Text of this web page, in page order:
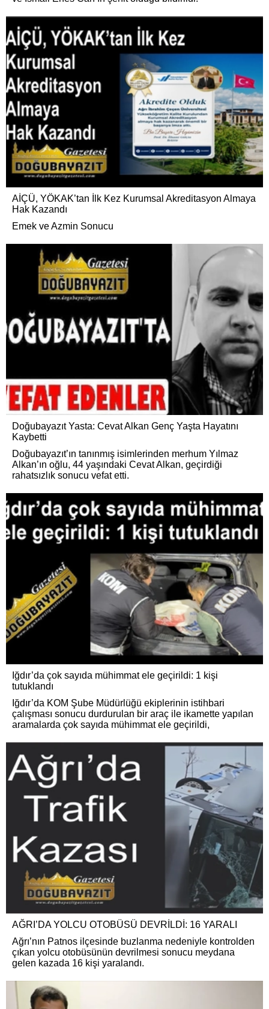
AİÇÜ, YÖKAK’tan İlk Kez Kurumsal Akreditasyon Almaya
Hak Kazandı
Emek ve Azmin Sonucu
​Doğubayazıt Yasta: Cevat Alkan Genç Yaşta Hayatını
Kaybetti
Doğubayazıt’ın tanınmış isimlerinden merhum Yılmaz
Alkan’ın oğlu, 44 yaşındaki Cevat Alkan, geçirdiği
rahatsızlık sonucu vefat etti.
Iğdır’da çok sayıda mühimmat ele geçirildi: 1 kişi
tutuklandı
Iğdır’da KOM Şube Müdürlüğü ekiplerinin istihbari
çalışması sonucu durdurulan bir araç ile ikamette yapılan
aramalarda çok sayıda mühimmat ele geçirildi,
AĞRI’DA YOLCU OTOBÜSÜ DEVRİLDİ: 16 YARALI
​Ağrı’nın Patnos ilçesinde buzlanma nedeniyle kontrolden
çıkan yolcu otobüsünün devrilmesi sonucu meydana
gelen kazada 16 kişi yaralandı.